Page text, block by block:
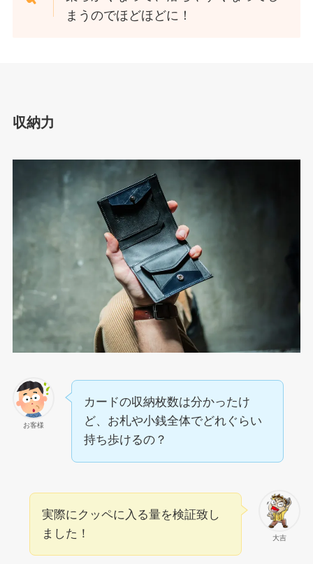
まうのでほどほどに！
収納力
お客様
カードの収納枚数は分かったけ
ど、お札や小銭全体でどれぐらい
持ち歩けるの？
大吉
実際にクッペに入る量を検証致し
ました！